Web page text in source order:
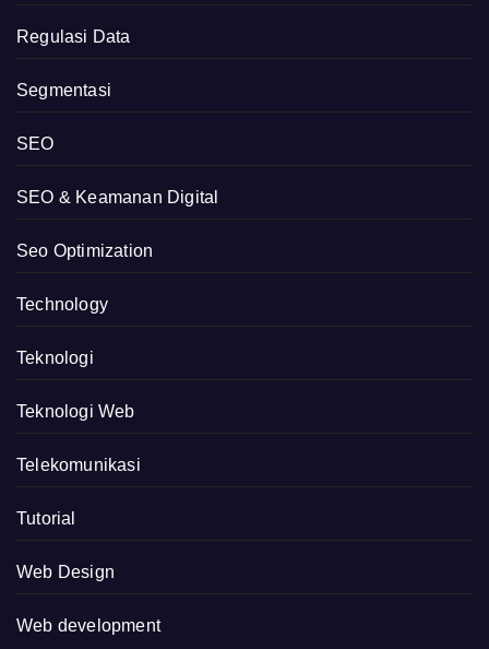
Regulasi Data
Segmentasi
SEO
SEO & Keamanan Digital
Seo Optimization
Technology
Teknologi
Teknologi Web
Telekomunikasi
Tutorial
Web Design
Web development